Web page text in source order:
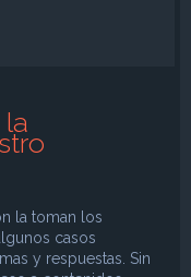
la toman los
casos
y respuestas. Sin